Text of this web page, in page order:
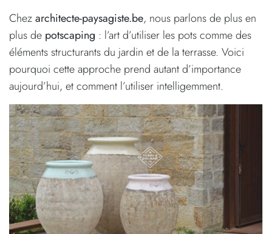
Chezarchitecte-paysagiste.be, nous parlons de plus en
plus de potscaping : l’art d’utiliser les pots comme des
éléments structurants du jardin et de la terrasse. Voici
pourquoi cette approche prend autant d’importance
aujourd’hui, et comment l’utiliser intelligemment.